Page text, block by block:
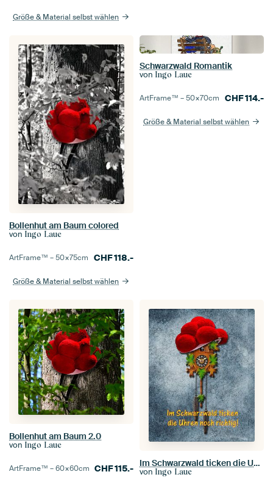
Größe & Material selbst wählen
Bollenhut am Baum colored
von Ingo Laue
ArtFrame™ –50×75cm CHF118.-
Größe & Material selbst wählen
Schwarzwald Romantik
von Ingo Laue
ArtFrame™ –50×70cm CHF114.-
Größe & Material selbst wählen
Bollenhut am Baum 2.0
von Ingo Laue
ArtFrame™ –60×60cm CHF115.-
Im Schwarzwald ticken die Uhren noch richtig
von Ingo Laue